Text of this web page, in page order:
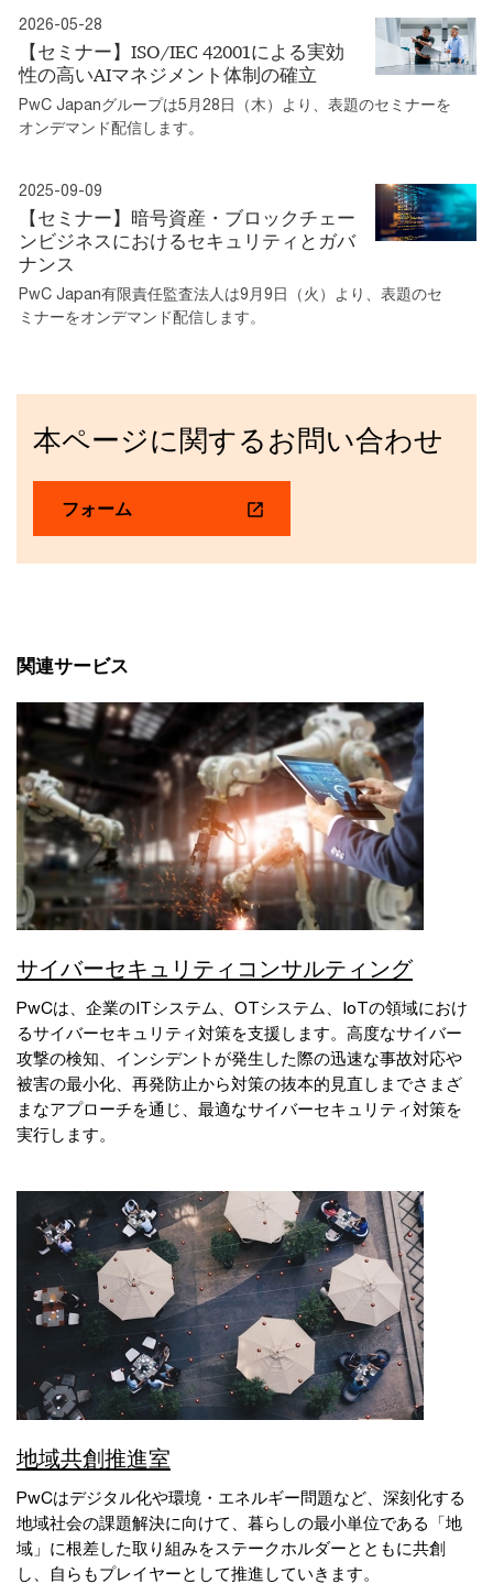
2026-05-28
【セミナー】ISO/IEC 42001による実効
性の高いAIマネジメント体制の確立
PwC Japanグループは5月28日（木）より、表題のセミナーを
オンデマンド配信します。
2025-09-09
【セミナー】暗号資産・ブロックチェー
ンビジネスにおけるセキュリティとガバ
ナンス
PwC Japan有限責任監査法人は9月9日（火）より、表題のセ
ミナーをオンデマンド配信します。
本ページに関するお問い合わせ
フォーム
関連サービス
サイバーセキュリティコンサルティング
PwCは、企業のITシステム、OTシステム、IoTの領域におけ
るサイバーセキュリティ対策を支援します。高度なサイバー
攻撃の検知、インシデントが発生した際の迅速な事故対応や
被害の最小化、再発防止から対策の抜本的見直しまでさまざ
まなアプローチを通じ、最適なサイバーセキュリティ対策を
実行します。
地域共創推進室
PwCはデジタル化や環境・エネルギー問題など、深刻化する
地域社会の課題解決に向けて、暮らしの最小単位である「地
域」に根差した取り組みをステークホルダーとともに共創
し、自らもプレイヤーとして推進していきます。